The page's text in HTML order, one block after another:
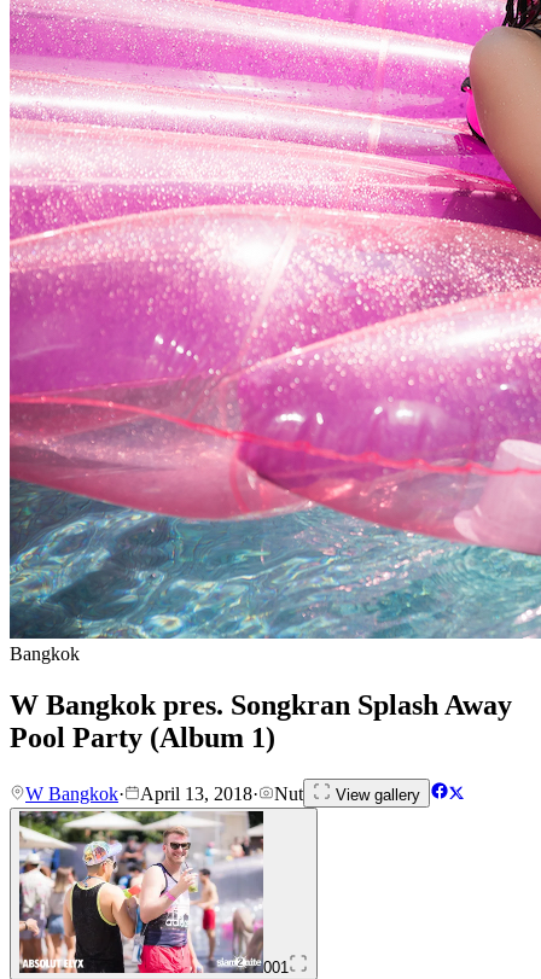
Bangkok
W Bangkok pres. Songkran Splash Away
Pool Party (Album 1)
W Bangkok· April 13, 2018· Nut View gallery
001